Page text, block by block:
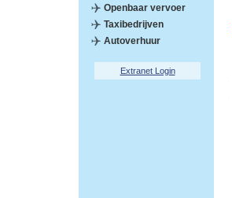
Openbaar vervoer
Taxibedrijven
Autoverhuur
Extranet Login